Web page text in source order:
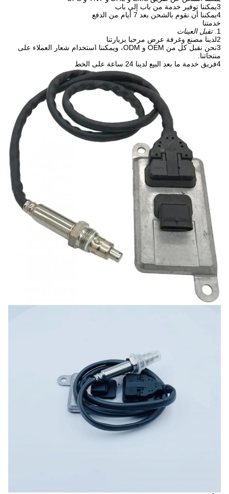
3يمكننا توفير خدمة من باب إلى باب
4يمكننا أن نقوم بالشحن بعد 7 أيام من الدفع
خدمتنا
1. تقبل العينات
2لدينا مصنع وغرفة عرض مرحبا بزيارتنا
3نحن نقبل كل من OEM و ODM، ويمكننا استخدام شعار العملاء على
منتجاتنا.
4فريق خدمة ما بعد البيع لدينا 24 ساعة على الخط